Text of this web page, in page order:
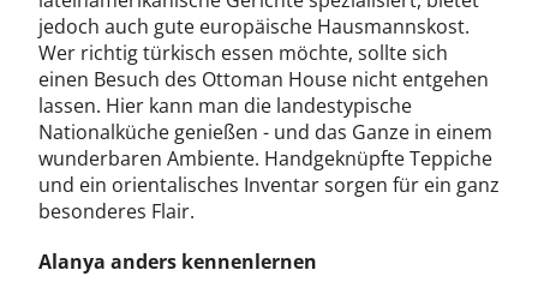
jedoch auch gute europäische Hausmannskost.
Wer richtig türkisch essen möchte, sollte sich
einen Besuch des Ottoman House nicht entgehen
lassen. Hier kann man die landestypische
Nationalküche genießen - und das Ganze in einem
wunderbaren Ambiente. Handgeknüpfte Teppiche
und ein orientalisches Inventar sorgen für ein ganz
besonderes Flair.
Alanya anders kennenlernen